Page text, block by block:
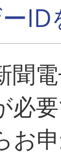
聞
必
お